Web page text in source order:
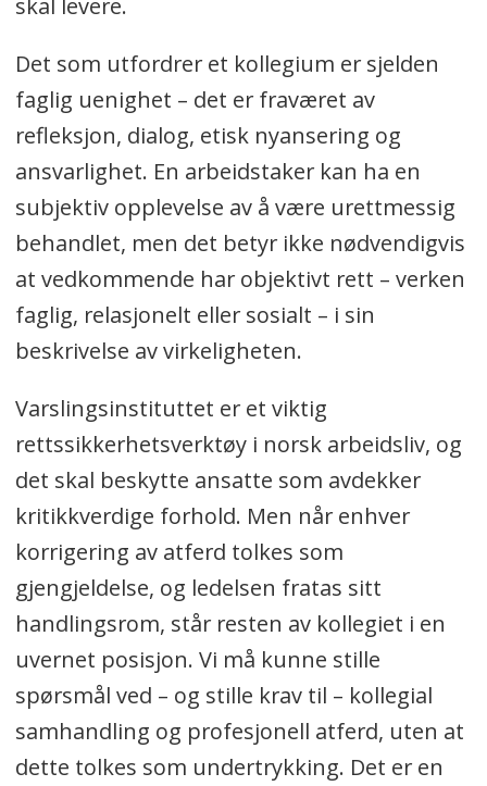
Det som utfordrer et kollegium er sjelden
faglig uenighet – det er fraværet av
refleksjon, dialog, etisk nyansering og
ansvarlighet. En arbeidstaker kan ha en
subjektiv opplevelse av å være urettmessig
behandlet, men det betyr ikke nødvendigvis
at vedkommende har objektivt rett – verken
faglig, relasjonelt eller sosialt – i sin
beskrivelse av virkeligheten.
Varslingsinstituttet er et viktig
rettssikkerhetsverktøy i norsk arbeidsliv, og
det skal beskytte ansatte som avdekker
kritikkverdige forhold. Men når enhver
korrigering av atferd tolkes som
gjengjeldelse, og ledelsen fratas sitt
handlingsrom, står resten av kollegiet i en
uvernet posisjon. Vi må kunne stille
spørsmål ved – og stille krav til – kollegial
samhandling og profesjonell atferd, uten at
dette tolkes som undertrykking. Det er en